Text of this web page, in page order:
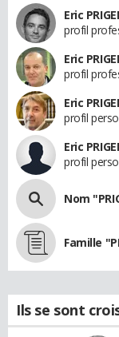
Eric
profil
Eric
profil
Eric
profil
Eric
profil
Nom
Famille
Ils se sont